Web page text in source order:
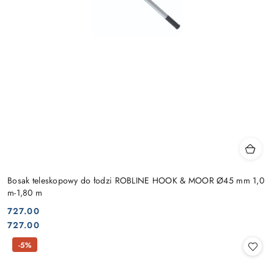
Bosak teleskopowy do łodzi ROBLINE HOOK & MOOR Ø45 mm 1,0
m-1,80 m
Cena:
727.00
Cena:
727.00
-5%